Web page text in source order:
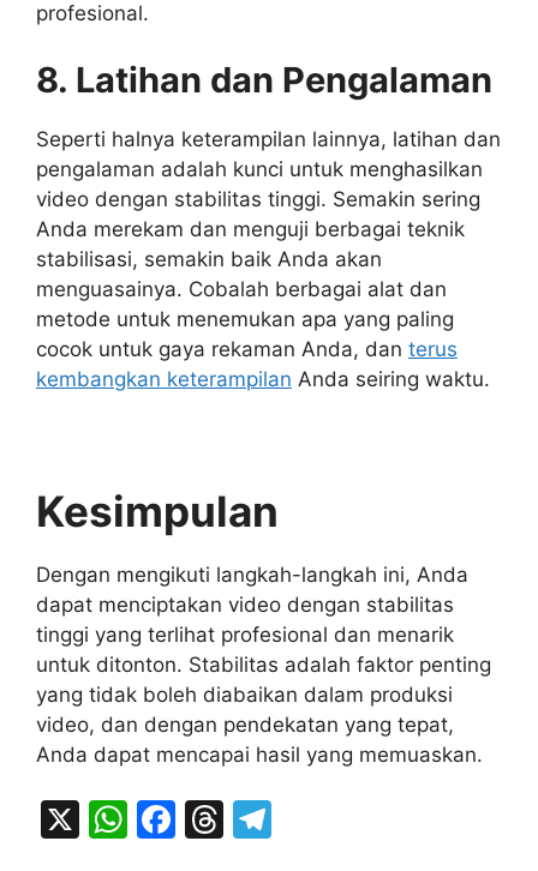
profesional.
8. Latihan dan Pengalaman
Seperti halnya keterampilan lainnya, latihan dan
pengalaman adalah kunci untuk menghasilkan
video dengan stabilitas tinggi. Semakin sering
Anda merekam dan menguji berbagai teknik
stabilisasi, semakin baik Anda akan
menguasainya. Cobalah berbagai alat dan
metode untuk menemukan apa yang paling
cocok untuk gaya rekaman Anda, dan terus
kembangkan keterampilan Anda seiring waktu.
Kesimpulan
Dengan mengikuti langkah-langkah ini, Anda
dapat menciptakan video dengan stabilitas
tinggi yang terlihat profesional dan menarik
untuk ditonton. Stabilitas adalah faktor penting
yang tidak boleh diabaikan dalam produksi
video, dan dengan pendekatan yang tepat,
Anda dapat mencapai hasil yang memuaskan.
X
W F
T